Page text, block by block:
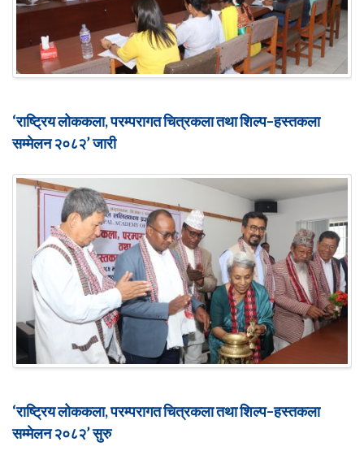
‘राष्ट्रिय लोककला, परम्परागत चित्रकला तथा शिल्प–हस्तकला
सम्मेलन २०८२’ जारी
‘राष्ट्रिय लोककला, परम्परागत चित्रकला तथा शिल्प–हस्तकला
सम्मेलन २०८२’ सुरु